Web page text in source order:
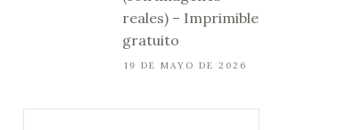
reales) – Imprimible
gratuito
19 DE MAYO DE 2026